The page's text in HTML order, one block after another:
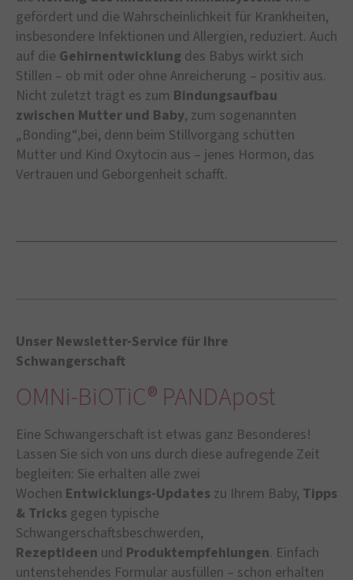
gefördert und die Wahrscheinlichkeit für Krankheiten,
insbesondere Infektionen und Allergien, reduziert. Auch
auf die Gehirnentwicklung des Babys wirkt sich
Stillen – ob mit oder ohne Anreicherung – positiv aus.
Nicht zuletzt trägt es zum Bindungsaufbau
zwischen Mutter und Baby, zum sogenannten
„Bonding“,bei, denn beim Stillvorgang schütten
Mutter und Kind Oxytocin aus – jenes Hormon, das
Vertrauen und Geborgenheit schafft.
Unser Newsletter-Service für Ihre
Schwangerschaft
OMNi-BiOTiC® PANDApost
Eine Schwangerschaft ist etwas ganz Besonderes!
Lassen Sie sich von uns durch diese aufregende Zeit
begleiten: Sie erhalten alle zwei
Wochen Entwicklungs-Updates zu Ihrem Baby, Tipps
& Tricks gegen typische
Schwangerschaftsbeschwerden,
Rezeptideen und Produktempfehlungen. Einfach
untenstehendes Formular ausfüllen – schon erhalten